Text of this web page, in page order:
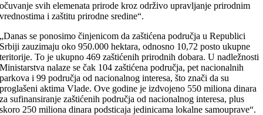
očuvanje svih elemenata prirode kroz održivo upravljanje prirodnim
vrednostima i zaštitu prirodne sredine“.
„Danas se ponosimo činjenicom da zaštićena područja u Republici
Srbiji zauzimaju oko 950.000 hektara, odnosno 10,72 posto ukupne
teritorije. To je ukupno 469 zaštićenih prirodnih dobara. U nadležnosti
Ministarstva nalaze se čak 104 zaštićena područja, pet nacionalnih
parkova i 99 područja od nacionalnog interesa, što znači da su
proglašeni aktima Vlade. Ove godine je izdvojeno 550 miliona dinara
za sufinansiranje zaštićenih područja od nacionalnog interesa, plus
skoro 250 miliona dinara podsticaja jedinicama lokalne samouprave“.